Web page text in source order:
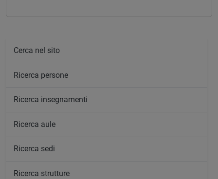
Cerca nel sito
Ricerca persone
Ricerca insegnamenti
Ricerca aule
Ricerca sedi
Ricerca strutture